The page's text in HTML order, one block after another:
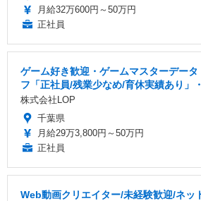
月給32万600円～50万円
正社員
ゲーム好き歓迎・ゲームマスターデー
フ「正社員/残業少なめ/育休実績あり」
株式会社LOP
千葉県
月給29万3,800円～50万円
正社員
Web動画クリエイター/未経験歓迎/ネッ